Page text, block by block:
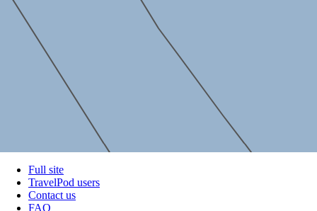
Full site
TravelPod users
Contact us
FAQ